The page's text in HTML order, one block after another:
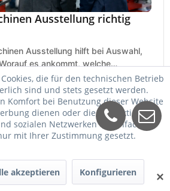
Ausstellung richtig
Ausstellung hilft bei Auswahl,
es ankommt, welche
und was zählt.
✕
die für den technischen Betrieb
sind und stets gesetzt werden.
Komfort bei Benutzung dieser Website
dienen oder die Interaktion mit
sozialen Netzwerken vereinfachen
mit Ihrer Zustimmung gesetzt.
akzeptieren Konfigurieren